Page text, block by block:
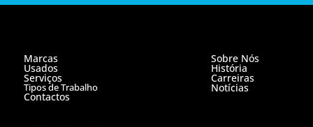
Marcas
Usados
Serviços
Tipos de Trabalho
Contactos
Sobre Nós
História
Carreiras
Notícias